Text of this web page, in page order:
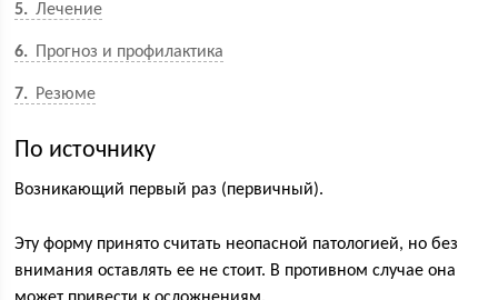
5 Лечение
6 Прогноз и профилактика
7 Резюме
По источнику
Возникающий первый раз (первичный).
Эту форму принято считать неопасной патологией, но без
внимания оставлять ее не стоит. В противном случае она